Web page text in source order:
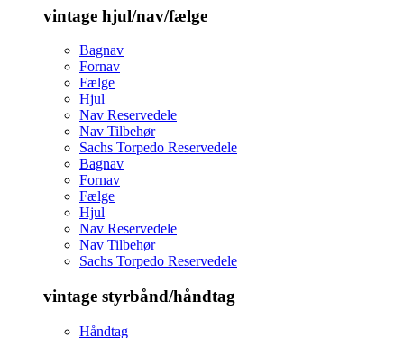
vintage hjul/nav/fælge
Bagnav
Fornav
Fælge
Hjul
Nav Reservedele
Nav Tilbehør
Sachs Torpedo Reservedele
Bagnav
Fornav
Fælge
Hjul
Nav Reservedele
Nav Tilbehør
Sachs Torpedo Reservedele
vintage styrbånd/håndtag
Håndtag